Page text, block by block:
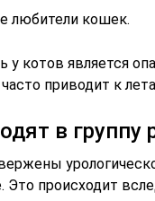
любители кошек.
у котов является
приводит к
в группу
Это происходит